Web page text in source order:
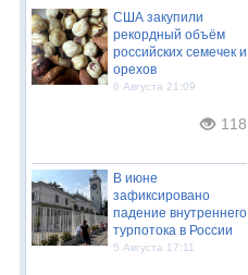
США закупили
рекордный объём
российских семечек и
орехов
6 Августа 21:09
118
В июне
зафиксировано
падение внутреннего
турпотока в России
5 Августа 17:11